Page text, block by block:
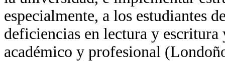
especialmente, a los estudiantes
deficiencias en lectura y
académico y profesional